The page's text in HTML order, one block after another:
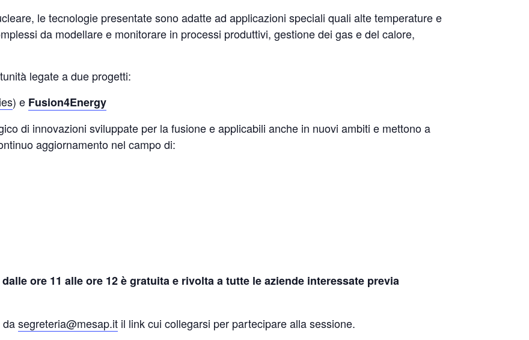
le tecnologie presentate sono adatte ad applicazioni speciali quali alte temperature e
da modellare e monitorare in processi produttivi, gestione dei gas e del calore,
legate a due progetti:
) e Fusion4Energy
di innovazioni sviluppate per la fusione e applicabili anche in nuovi ambiti e mettono a
aggiornamento nel campo di:
ore 11 alle ore 12 è gratuita e rivolta a tutte le aziende interessate previa
dasegreteria@mesap.it il link cui collegarsi per partecipare alla sessione.